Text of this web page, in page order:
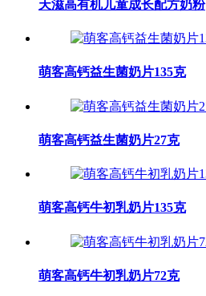
天滋高有机儿童成长配方奶粉
萌客高钙益生菌奶片135克
萌客高钙益生菌奶片27克
萌客高钙牛初乳奶片135克
萌客高钙牛初乳奶片72克